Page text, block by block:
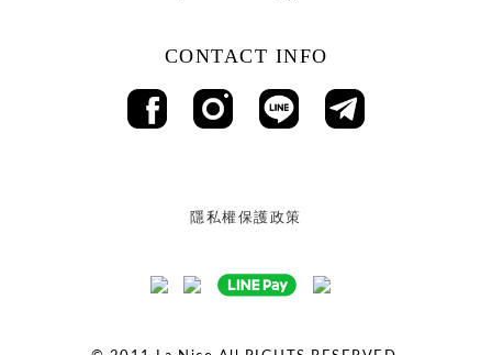
CONTACT INFO
隱私權保護政策